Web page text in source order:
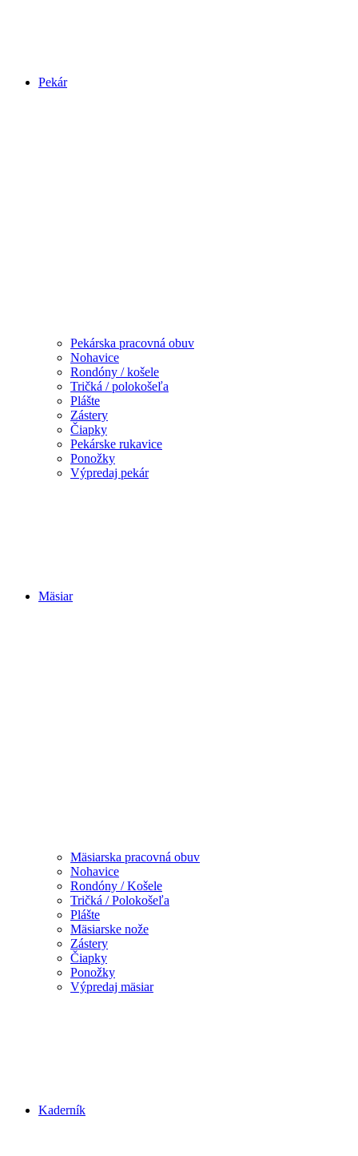
Pekár
Pekárska pracovná obuv
Nohavice
Rondóny / košele
Tričká / polokošeľa
Plášte
Zástery
Čiapky
Pekárske rukavice
Ponožky
Výpredaj pekár
Mäsiar
Mäsiarska pracovná obuv
Nohavice
Rondóny / Košele
Tričká / Polokošeľa
Plášte
Mäsiarske nože
Zástery
Čiapky
Ponožky
Výpredaj mäsiar
Kaderník